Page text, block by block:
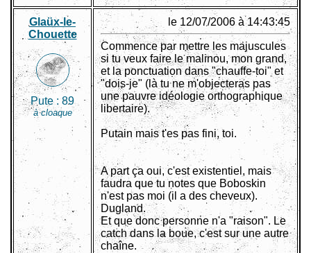
Glaüx-le-
Chouette
Pute : 89
à cloaque
le 12/07/2006 à 14:43:45
Commence par mettre les majuscules
si tu veux faire le malinou, mon grand,
et la ponctuation dans "chauffe-toi" et
"dois-je" (là tu ne m'objecteras pas
une pauvre idéologie orthographique
libertaire).
Putain mais t'es pas fini, toi.
A part ça oui, c'est existentiel, mais
faudra que tu notes que Boboskin
n'est pas moi (il a des cheveux).
Dugland.
Et que donc personne n'a "raison". Le
catch dans la boue, c'est sur une autre
chaîne.